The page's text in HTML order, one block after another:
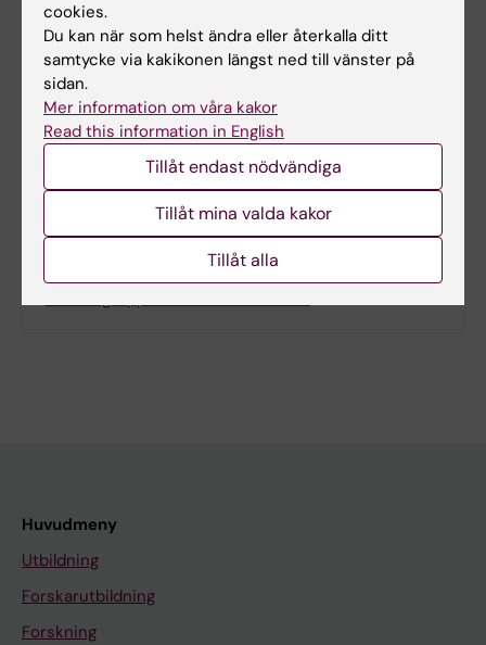
Innehållsgranskare:
Malin Flodström Tullberg
Sidan uppdaterad:2026-06-25
Dela
Huvudmeny
Utbildning
Forskarutbildning
Forskning
cookies.
Du kan när som helst ändra eller återkalla ditt
samtycke via kakikonen längst ned till vänster på
sidan.
Mer information om våra kakor
Read this information in English
Tillåt endast nödvändiga
Tillåt mina valda kakor
Tillåt alla